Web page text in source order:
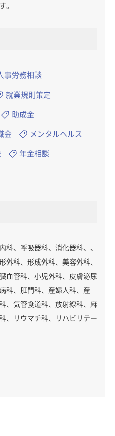
。
事労務相談
就業規則策定
助成金
金 メンタルヘルス
年金相談
科、呼吸器科、消化器科、、
外科、形成外科、美容外科、
血管科、小児外科、皮膚泌尿
科、肛門科、産婦人科、産
、気管食道科、放射線科、麻
、リウマチ科、リハビリテー